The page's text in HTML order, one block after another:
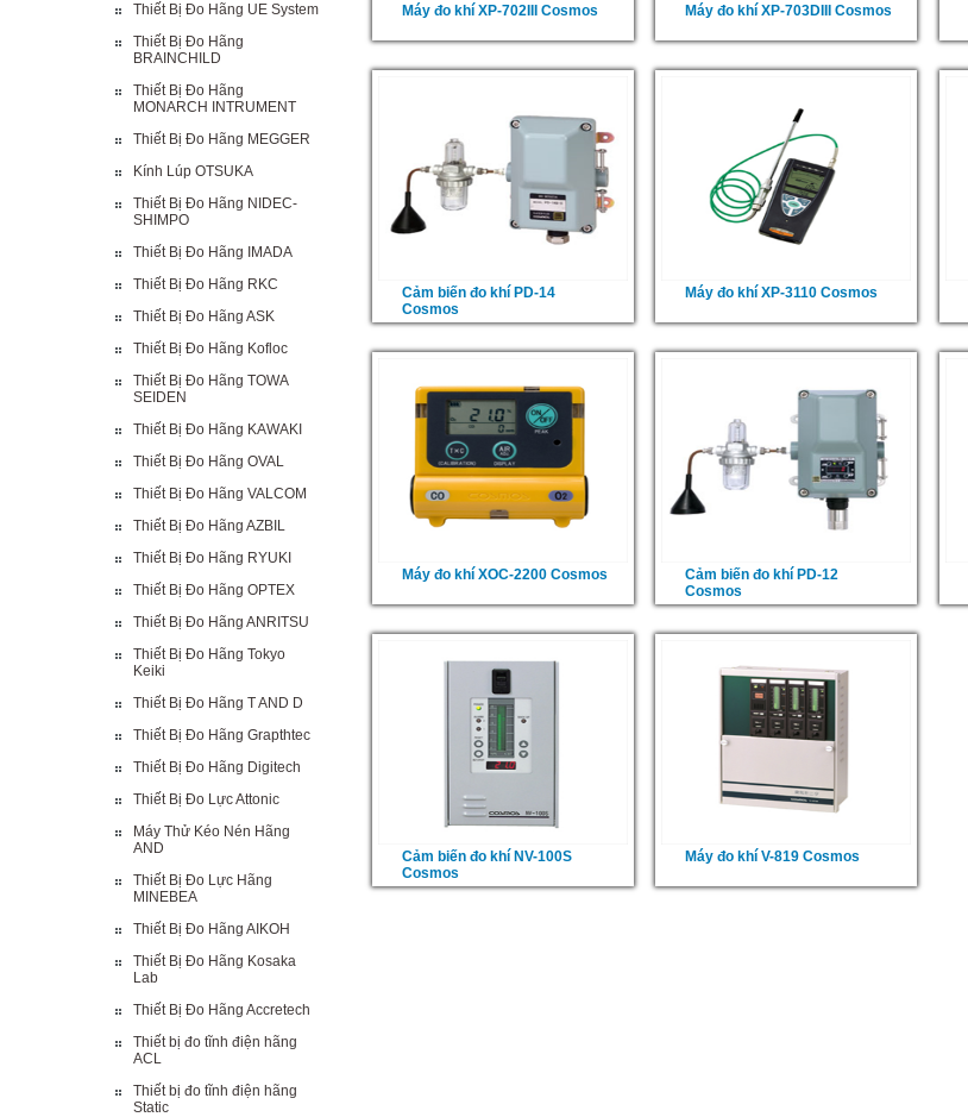
Thiết Bị Đo Hãng UE System
Thiết Bị Đo Hãng
BRAINCHILD
Thiết Bị Đo Hãng
MONARCH INTRUMENT
Thiết Bị Đo Hãng MEGGER
Kính Lúp OTSUKA
Thiết Bị Đo Hãng NIDEC-
SHIMPO
Thiết Bị Đo Hãng IMADA
Thiết Bị Đo Hãng RKC
Thiết Bị Đo Hãng ASK
Thiết Bị Đo Hãng Kofloc
Thiết Bị Đo Hãng TOWA
SEIDEN
Thiết Bị Đo Hãng KAWAKI
Thiết Bị Đo Hãng OVAL
Thiết Bị Đo Hãng VALCOM
Thiết Bị Đo Hãng AZBIL
Thiết Bị Đo Hãng RYUKI
Thiết Bị Đo Hãng OPTEX
Thiết Bị Đo Hãng ANRITSU
Thiết Bị Đo Hãng Tokyo
Keiki
Thiết Bị Đo Hãng T AND D
Thiết Bị Đo Hãng Grapthtec
Thiết Bị Đo Hãng Digitech
Thiết Bị Đo Lực Attonic
Máy Thử Kéo Nén Hãng
AND
Thiết Bị Đo Lực Hãng
MINEBEA
Thiết Bị Đo Hãng AIKOH
Thiết Bị Đo Hãng Kosaka
Lab
Thiết Bị Đo Hãng Accretech
Thiết bị đo tĩnh điện hãng
ACL
Thiết bị đo tĩnh điện hãng
Static
Máy đo khí XP-702III Cosmos Máy đo khí XP-703DIII Cosmos
Cảm biến đo khí PD-14
Cosmos
Máy đo khí XP-3110 Cosmos
Máy đo khí XOC-2200 Cosmos
Cảm biến đo khí PD-12
Cosmos
Cảm biến đo khí NV-100S
Cosmos
Máy đo khí V-819 Cosmos